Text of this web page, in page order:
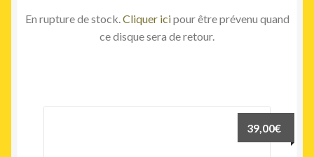
En rupture de stock. Cliquer icipour être prévenu quand
ce disque sera de retour.
39,00€